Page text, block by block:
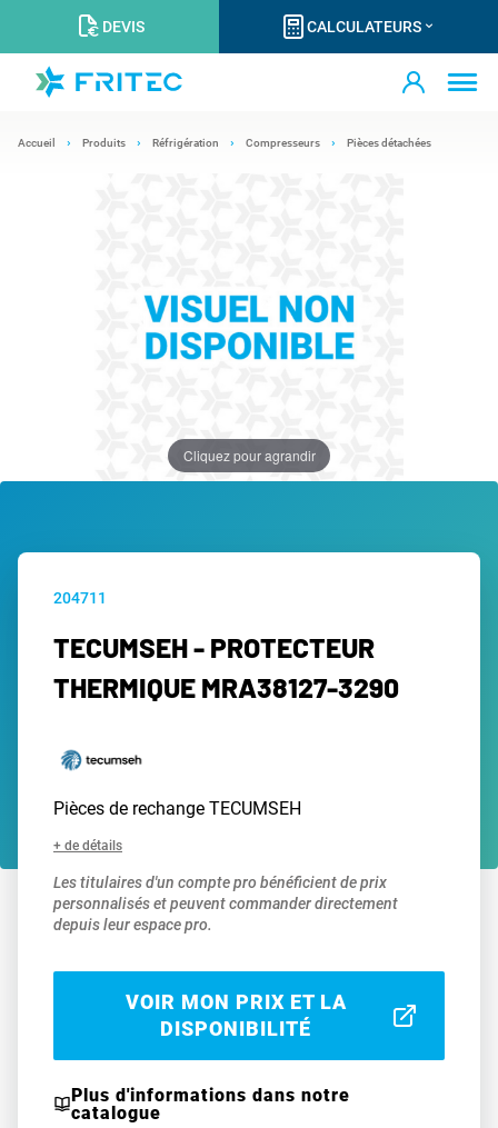
DEVIS CALCULATEURS
Accueil Produits Réfrigération Compresseurs Pièces détachées
Cliquez pour agrandir
204711
TECUMSEH - PROTECTEUR
THERMIQUE MRA38127-3290
Pièces de rechange TECUMSEH
+ de détails
Les titulaires d'un compte pro bénéficient de prix
personnalisés et peuvent commander directement
depuis leur espace pro.
VOIR MON PRIX ET LA
DISPONIBILITÉ
Plus d'informations dans notre
catalogue